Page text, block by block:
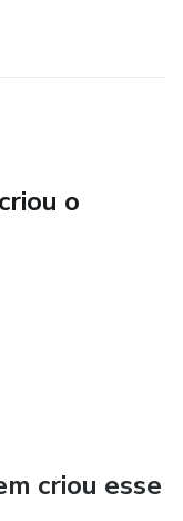
atividades
o
criou esse